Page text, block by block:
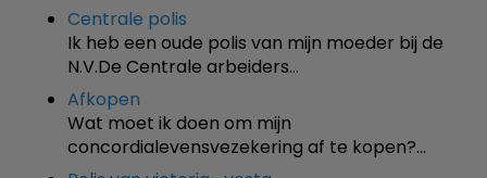
Centrale polis
Ik heb een oude polis van mijn moeder bij de
N.V.De Centrale arbeiders…
Afkopen
Wat moet ik doen om mijn
concordialevensvezekering af te kopen?…